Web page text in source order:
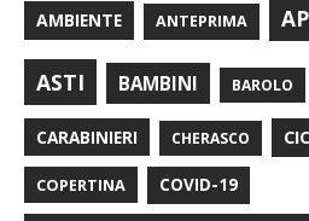
AMBIENTE ANTEPRIMA
ASTI BAMBINI BAROLO
CARABINIERI CHERASCO
COPERTINA COVID-19